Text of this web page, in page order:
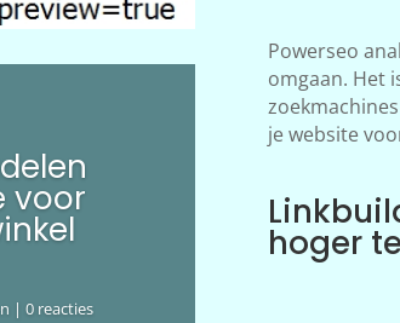
voor
| 0 reacties
Powerseo
omgaan. Het
je website
hoger